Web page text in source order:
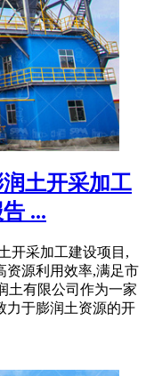
土开采加工
...
开采加工建设项目,
资源利用效率,满足市
土有限公司作为一家
力于膨润土资源的开